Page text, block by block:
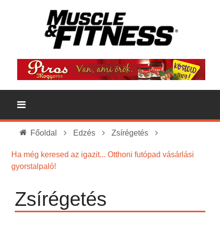
Főoldal Edzés Zsírégetés
Ha még keresed az igazit... Otthoni futópad vásárlási
gyorstalpaló!
Zsírégetés